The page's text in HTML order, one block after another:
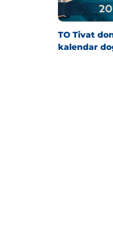
TO Tivat
kalendar